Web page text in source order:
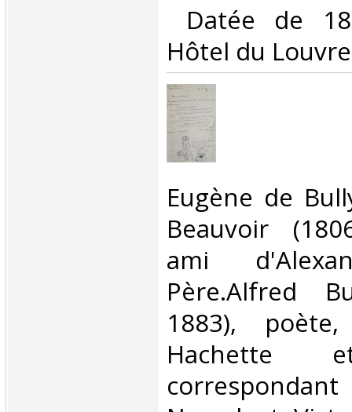
Datée de
Hôtel du
‎Eugène de
Beauvoir
ami
Père.Alfred
1883),
Hachette